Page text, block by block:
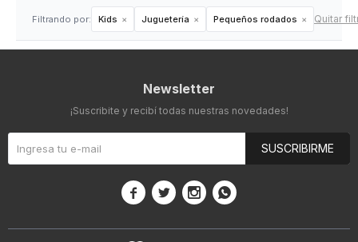
Filtrando por: Kids Juguetería Pequeños rodados Quitar
Newsletter
¡Suscribite y recibí todas nuestras novedades!
SUSCRIBIRME
   